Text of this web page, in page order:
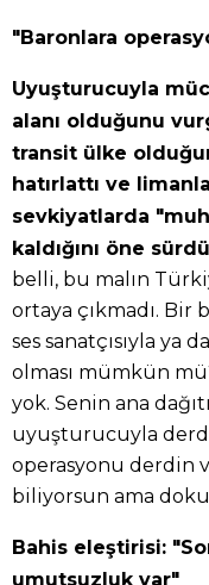
"Baronlara
Uyuşturucuyla
alanı olduğunu
transit ülke
hatırlattı ve
sevkiyatlarda
kaldığını öne
belli, bu malın
ortaya çıkmadı. Bir
ses sanatçısıyla ya
olması mümkün
yok. Senin ana
uyuşturucuyla
operasyonu derdin
biliyorsun ama
Bahis eleştirisi:
umutsuzluk var"